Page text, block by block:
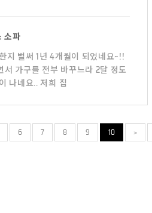
소파
지 벌써 1년 4개월이 되었네요~!!
가구를 전부 바꾸느라 2달 정도
발품 팔았던 힘든 기억이 나네요.. 저희 집
6 7 8 9 10 >